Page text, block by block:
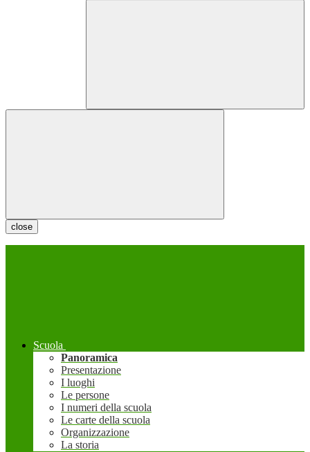
close
Scuola
Panoramica
Presentazione
I luoghi
Le persone
I numeri della scuola
Le carte della scuola
Organizzazione
La storia